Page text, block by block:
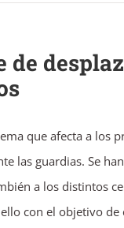
que afecta a los
las guardias. Se
a los distintos
con el objetivo